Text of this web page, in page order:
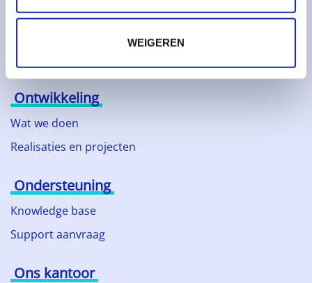
WEIGEREN
Duurzaam ondernemen
Technologische partners
Ontwikkeling
Wat we doen
Realisaties en projecten
Ondersteuning
Knowledge base
Support aanvraag
Ons kantoor